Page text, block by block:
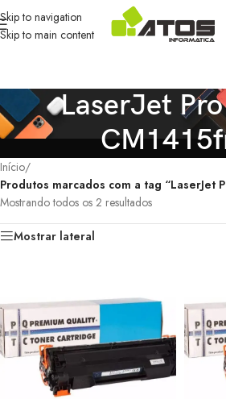
Skip to navigation
Skip to main content
LaserJet
Início/
Produtos marcados com a tag “LaserJet
Mostrando todos os 2 resultados
Mostrar lateral